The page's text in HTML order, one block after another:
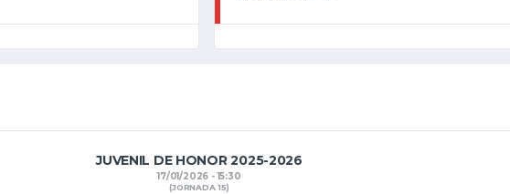
JUVENIL DE HONOR 2025-2026
17/01/2026 - 15:30
(JORNADA 15)